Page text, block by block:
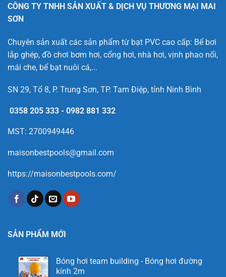
CÔNG TY TNHH SẢN XUẤT & DỊCH VỤ THƯƠNG MẠI MAI
SƠN
Chuyên sản xuất các sản phẩm từ bạt PVC cao cấp: Bể bơi
lắp ghép, đồ chơi bơm hơi, cổng hơi, nhà hơi, vịnh phao nổi,
mái che, bể bạt nuôi cá,...
SN 29, Tổ 8, P. Trung Sơn, TP. Tam Điệp, tỉnh Ninh Bình
0358 205 333 - 0982 881 332
MST: 2700949446
maisonbestpools@gmail.com
https://maisonbestpools.com/
SẢN PHẨM MỚI
Bóng hơi team building - Bóng hơi đường
kính 2m